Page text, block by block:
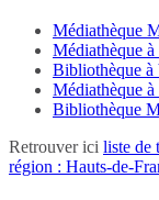
Médiathèque
Médiathèque
Bibliothèque à
Médiathèque
Bibliothèque
Retrouver ici liste de
région : Hauts-de-